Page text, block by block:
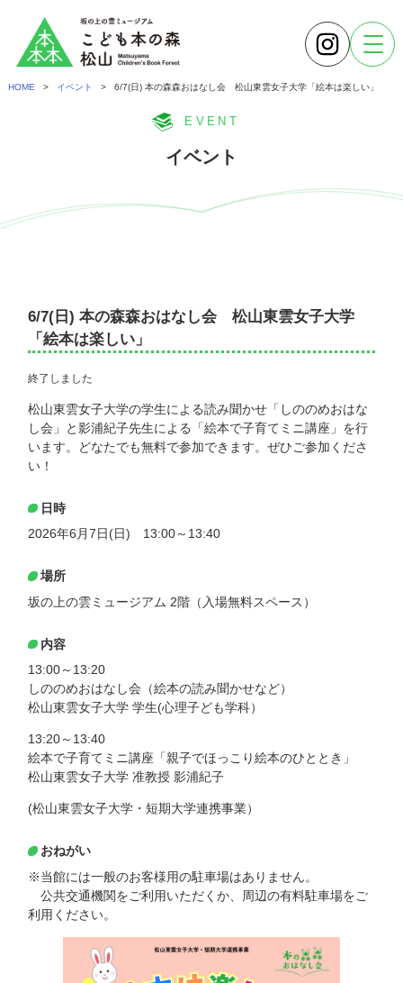
HOME > イベント > 6/7(日) 本の森森おはなし会 松山東雲女子大学「絵本は楽しい」
EVENT
イベント
6/7(日) 本の森森おはなし会 松山東雲女子大学
「絵本は楽しい」
終了しました
松山東雲女子大学の学生による読み聞かせ「しののめおはな
し会」と影浦紀子先生による「絵本で子育てミニ講座」を行
います。どなたでも無料で参加できます。ぜひご参加くださ
い！
日時
2026年6月7日(日) 13:00～13:40
場所
坂の上の雲ミュージアム 2階（入場無料スペース）
内容
13:00～13:20
しののめおはなし会（絵本の読み聞かせなど）
松山東雲女子大学 学生(心理子ども学科）
13:20～13:40
絵本で子育てミニ講座「親子でほっこり絵本のひととき」
松山東雲女子大学 准教授 影浦紀子
(松山東雲女子大学・短期大学連携事業）
おねがい
※当館には一般のお客様用の駐車場はありません。
公共交通機関をご利用いただくか、周辺の有料駐車場をご
利用ください。